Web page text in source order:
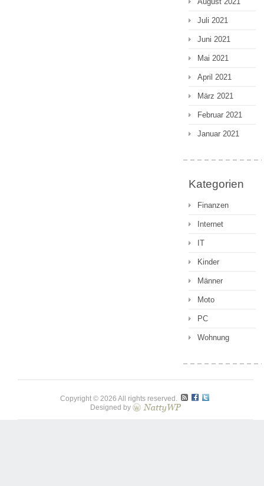
Juli 2021
Juni 2021
Mai 2021
April 2021
März 2021
Februar 2021
Januar 2021
Kategorien
Finanzen
Internet
IT
Kinder
Männer
Moto
PC
Wohnung
Copyright © 2026 All rights reserved.
Designed by